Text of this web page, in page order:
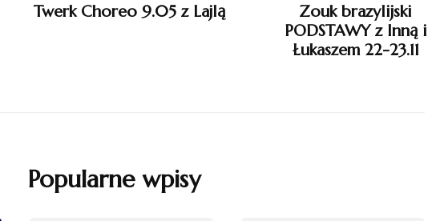
Twerk Choreo 9.05 z Lajlą
Zouk brazylijski
PODSTAWY z Inną i
Łukaszem 22-23.11
Popularne wpisy